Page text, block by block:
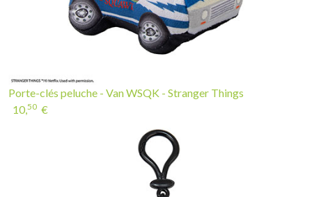
Porte-clés peluche - Van WSQK - Stranger Things
10,50 €